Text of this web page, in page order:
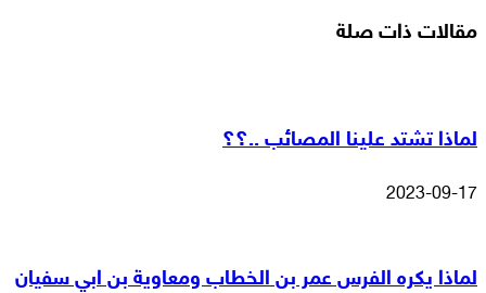
مقالات ذات صلة
لماذا تشتد علينا المصائب ..؟؟
2023-09-17
لماذا يكره الفرس عمر بن الخطاب ومعاوية بن ابي سفيان